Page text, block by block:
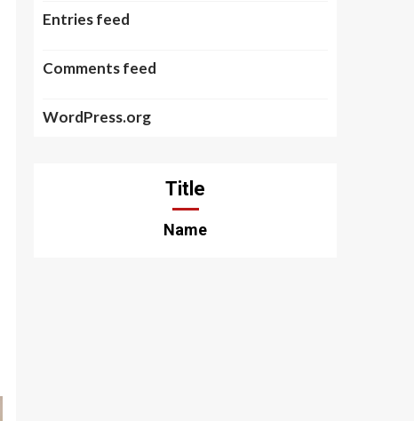
Entries feed
Comments feed
WordPress.org
Title
Name